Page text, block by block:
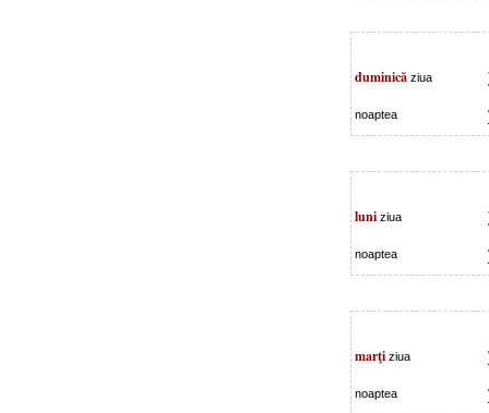
duminică ziua
noaptea
luni ziua
noaptea
marţi ziua
noaptea